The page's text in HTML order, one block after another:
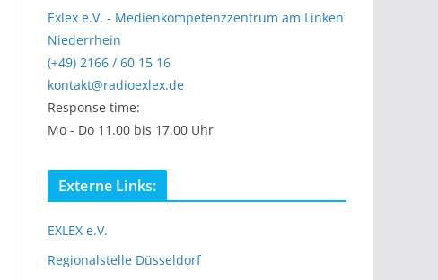
Exlex e.V. - Medienkompetenzzentrum am Linken
Niederrhein
(+49) 2166 / 60 15 16
kontakt@radioexlex.de
Response time:
Mo - Do 11.00 bis 17.00 Uhr
Externe Links:
EXLEX e.V.
Regionalstelle Düsseldorf